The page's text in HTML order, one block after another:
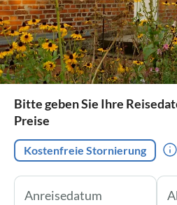
Bitte geben Sie Ihre
Preise
Kostenfreie Stornierung